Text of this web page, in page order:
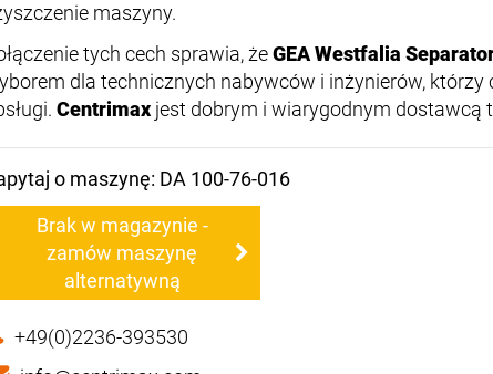
maszyny.
tych cech sprawia, żeGEA Westfalia
dla technicznych nabywców i inżynierów, którzy
Centrimax jest dobrym i wiarygodnym dostawcą
o maszynę: DA 100-76-016
Brak w magazynie -
zamów maszynę
alternatywną
+49(0)2236-393530